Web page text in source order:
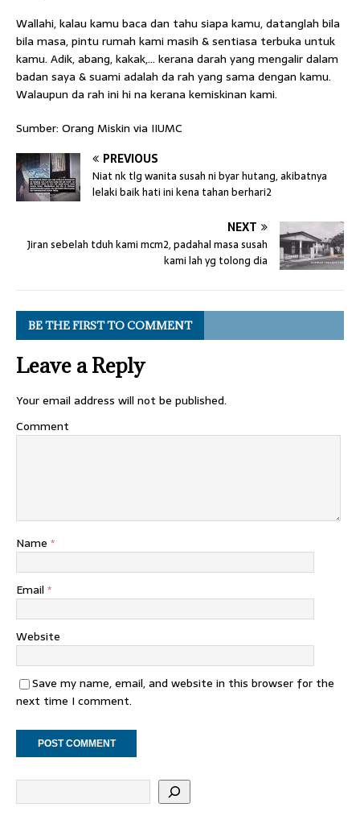
Wallahi, kalau kamu baca dan tahu siapa kamu, datanglah bila
bila masa, pintu rumah kami masih & sentiasa terbuka untuk
kamu. Adik, abang, kakak,… kerana darah yang mengalir dalam
badan saya & suami adalah da rah yang sama dengan kamu.
Walaupun da rah ini hi na kerana kemiskinan kami.
Sumber: Orang Miskin via IIUMC
PREVIOUS
Niat nk tlg wanita susah ni byar hutang, akibatnya
lelaki baik hati ini kena tahan berhari2
NEXT
Jiran sebelah tduh kami mcm2, padahal masa susah
kami lah yg tolong dia
BE THE FIRST TO COMMENT
Leave a Reply
Your email address will not be published.
Comment
Name *
Email *
Website
Save my name, email, and website in this browser for the
next time I comment.